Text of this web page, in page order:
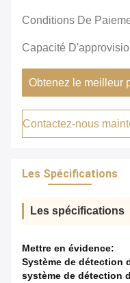
Conditions De
Capacité
Obtenez le meilleur
Contactez-nous
Les Spécifications
Les spécifications
Mettre en évidence:
Système de détection
système de détection